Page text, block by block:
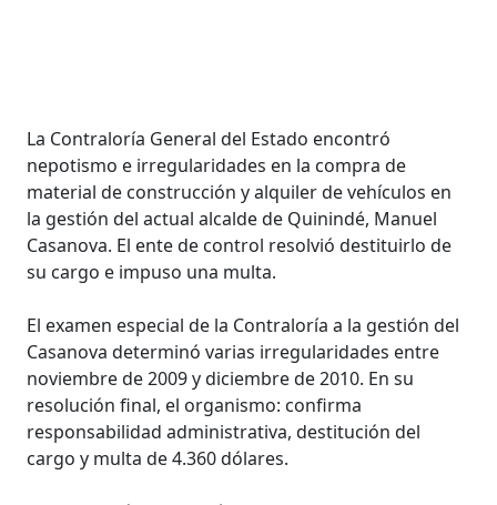
La Contraloría General del Estado encontró
nepotismo e irregularidades en la compra de
material de construcción y alquiler de vehículos en
la gestión del actual alcalde de Quinindé, Manuel
Casanova. El ente de control resolvió destituirlo de
su cargo e impuso una multa.
El examen especial de la Contraloría a la gestión del
Casanova determinó varias irregularidades entre
noviembre de 2009 y diciembre de 2010. En su
resolución final, el organismo: confirma
responsabilidad administrativa, destitución del
cargo y multa de 4.360 dólares.